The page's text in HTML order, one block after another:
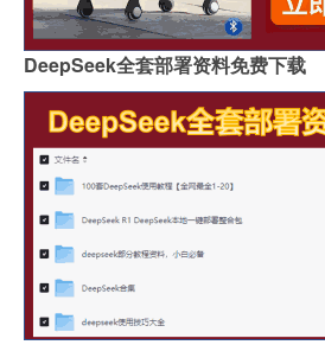
DeepSeek全套部署资料免费下载